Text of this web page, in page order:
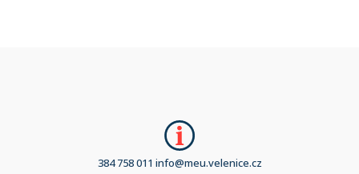
384 758 011 info@meu.velenice.cz